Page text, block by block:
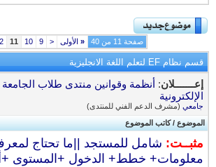
صفحة 11 من 40 « الأولى <
9
10
12
قسم نظام EF لتعلم اللغة الانجليزية
إعـــــــلان:أنظمة وقوانين منتدى طلاب الجامعة
الإلكترونية
جامعي(مشرف الدعم الفني للمنتدى)
الموضوع/كاتب الموضوع
مثبــت:
معلومات+ خطط+ الدخول +المستوى